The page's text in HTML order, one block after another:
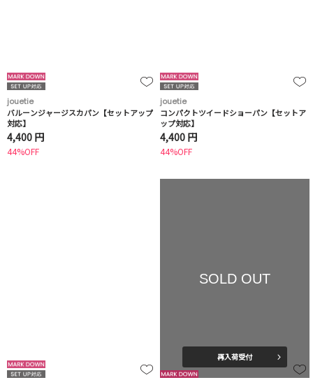
jouetie
バルーンジャージスカパン【セットアップ
対応】
4,400 円
44%OFF
jouetie
コンパクトツイードショーパン【セットア
ップ対応】
4,400 円
44%OFF
SOLD OUT
再入荷受付